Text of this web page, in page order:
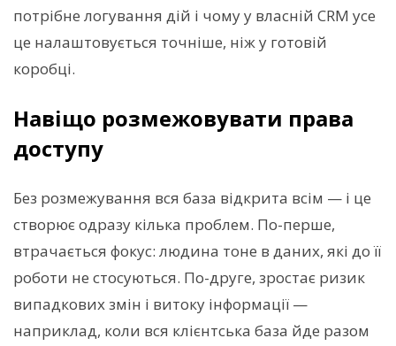
потрібне логування дій і чому у власній CRM усе
це налаштовується точніше, ніж у готовій
коробці.
Навіщо розмежовувати права
доступу
Без розмежування вся база відкрита всім — і це
створює одразу кілька проблем. По-перше,
втрачається фокус: людина тоне в даних, які до її
роботи не стосуються. По-друге, зростає ризик
випадкових змін і витоку інформації —
наприклад, коли вся клієнтська база йде разом